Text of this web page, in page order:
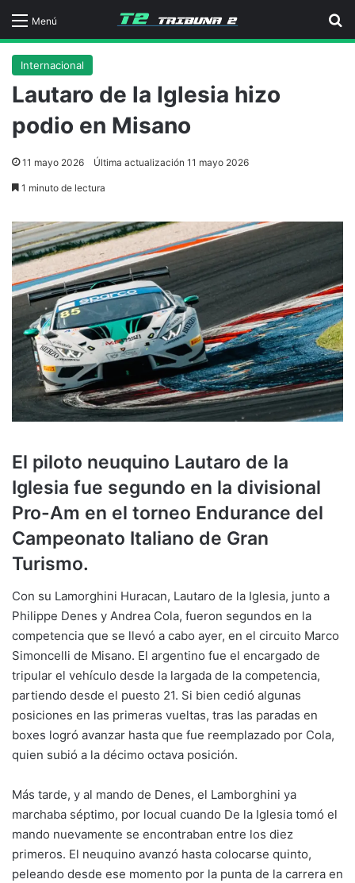
Menú
Internacional
Lautaro de la Iglesia hizo
podio en Misano
11 mayo 2026 Última actualización 11 mayo 2026
1 minuto de lectura
El piloto neuquino Lautaro de la
Iglesia fue segundo en la divisional
Pro-Am en el torneo Endurance del
Campeonato Italiano de Gran
Turismo.
Con su Lamorghini Huracan, Lautaro de la Iglesia, junto a
Philippe Denes y Andrea Cola, fueron segundos en la
competencia que se llevó a cabo ayer, en el circuito Marco
Simoncelli de Misano. El argentino fue el encargado de
tripular el vehículo desde la largada de la competencia,
partiendo desde el puesto 21. Si bien cedió algunas
posiciones en las primeras vueltas, tras las paradas en
boxes logró avanzar hasta que fue reemplazado por Cola,
quien subió a la décimo octava posición.
Más tarde, y al mando de Denes, el Lamborghini ya
marchaba séptimo, por locual cuando De la Iglesia tomó el
mando nuevamente se encontraban entre los diez
primeros. El neuquino avanzó hasta colocarse quinto,
peleando desde ese momento por la punta de la carrera en